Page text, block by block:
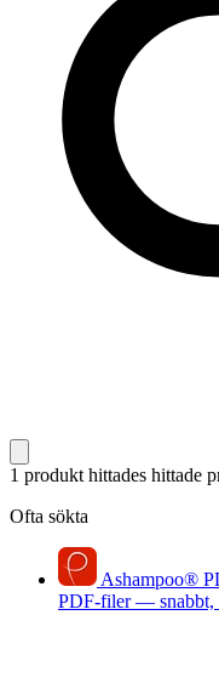
1 produkt hittades hittade
Ofta sökta
Ashampoo®
PDF-filer — snabbt,